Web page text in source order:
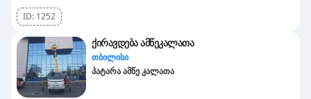
ID: 1252
ქირავდება ამწეკალათა
თბილისი
პატარა ამწე კალათა